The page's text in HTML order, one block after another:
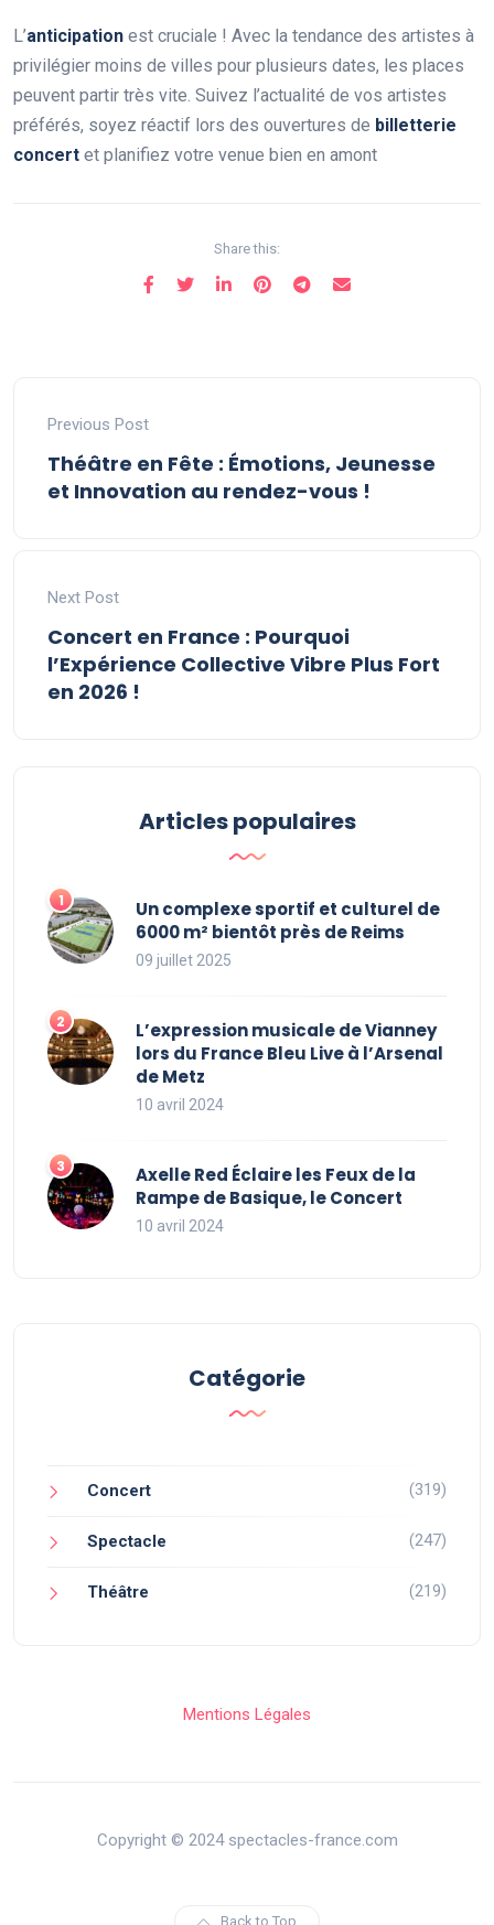
L’anticipation est cruciale ! Avec la tendance des artistes à
privilégier moins de villes pour plusieurs dates, les places
peuvent partir très vite. Suivez l’actualité de vos artistes
préférés, soyez réactif lors des ouvertures de billetterie
concert et planifiez votre venue bien en amont
Share this:
Previous Post
Théâtre en Fête : Émotions, Jeunesse
et Innovation au rendez-vous !
Next Post
Concert en France : Pourquoi
l’Expérience Collective Vibre Plus Fort
en 2026 !
Articles populaires
Un complexe sportif et culturel de
6000 m² bientôt près de Reims
09 juillet 2025
L’expression musicale de Vianney
lors du France Bleu Live à l’Arsenal
de Metz
10 avril 2024
Axelle Red Éclaire les Feux de la
Rampe de Basique, le Concert
10 avril 2024
Catégorie
Concert (319)
Spectacle (247)
Théâtre (219)
Mentions Légales
Copyright © 2024 spectacles-france.com
Back to Top